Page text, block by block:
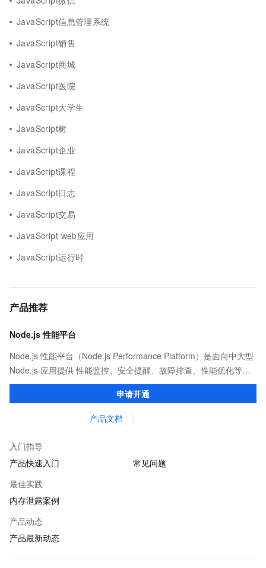
JavaScript信息管理系统
JavaScript销售
JavaScript商城
JavaScript医院
JavaScript大学生
JavaScript树
JavaScript企业
JavaScript课程
JavaScript日志
JavaScript交易
JavaScript web应用
JavaScript运行时
产品推荐
Node.js 性能平台
Node.js 性能平台（Node.js Performance Platform）是面向中大型
Node.js 应用提供 性能监控、安全提醒、故障排查、性能优化等服
务的整体性解决方案。提供完善的工具链和服务，协助客户主动、
申请开通
产品文档
入门指导
产品快速入门
常见问题
最佳实践
内存泄露案例
产品动态
产品最新动态